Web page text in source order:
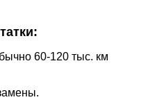
60-120 тыс. км